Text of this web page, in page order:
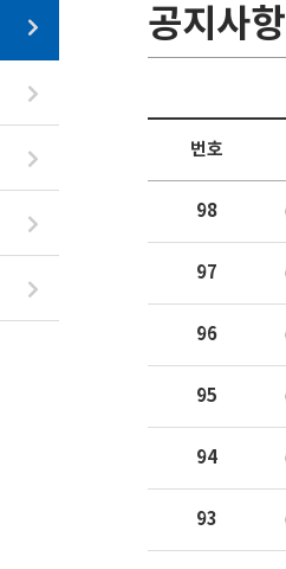
공지사항
번호
98
97
96
95
94
93